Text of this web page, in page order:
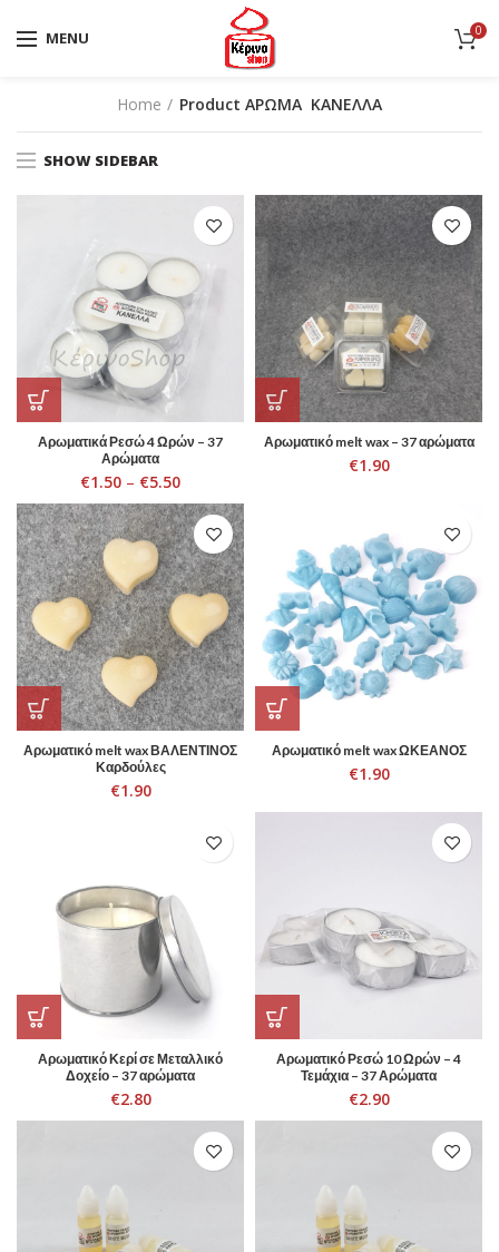
MENU 0
Home Product ΑΡΩΜΑ ΚΑΝΕΛΛΑ
SHOW SIDEBAR
Αρωματικά Ρεσώ 4 Ωρών – 37
Αρώματα
€1.50 – €5.50
Αρωματικό melt wax – 37 αρώματα
€1.90
Αρωματικό melt wax ΒΑΛΕΝΤΙΝΟΣ
Καρδούλες
€1.90
Αρωματικό melt wax ΩΚΕΑΝΟΣ
€1.90
Αρωματικό Κερί σε Μεταλλικό
Δοχείο – 37 αρώματα
€2.80
Αρωματικό Ρεσώ 10 Ωρών – 4
Τεμάχια – 37 Αρώματα
€2.90